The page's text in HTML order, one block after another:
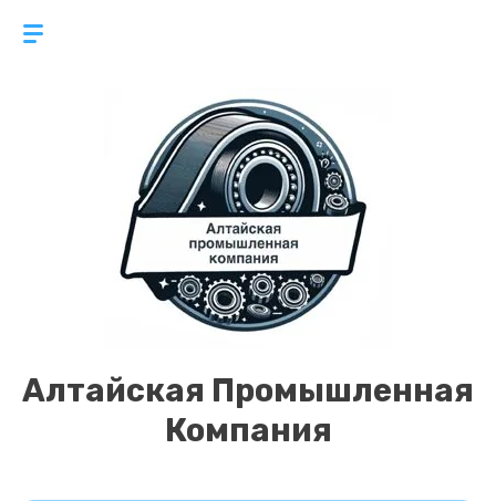
Алтайская Промышленная
Компания